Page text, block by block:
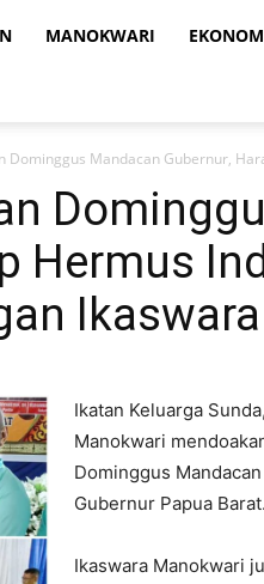
MANOKWARI
Dominggus Mandacan Gubernur,
Hermus
Ikaswara
Ikatan Keluarga
Manokwari
Dominggus
Gubernur Papua Barat.
Ikaswara Manokwari